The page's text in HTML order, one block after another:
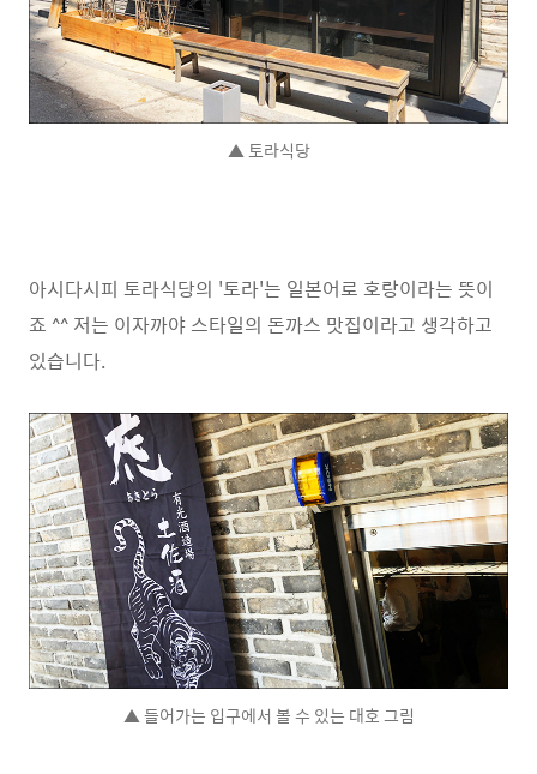
▲ 토라식당
아시다시피 토라식당의 '토라'는 일본어로 호랑이라는 뜻이
죠 ^^ 저는 이자까야 스타일의 돈까스 맛집이라고 생각하고
있습니다.
▲ 들어가는 입구에서 볼 수 있는 대호 그림